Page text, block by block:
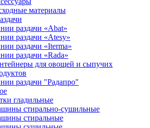
материалы
раздачи «Abat»
раздачи «Atesy»
раздачи «Iterma»
раздачи «Rada»
для овощей и сыпучих
раздачи "Радапро"
гладильные
стирально-сушильные
стиральные